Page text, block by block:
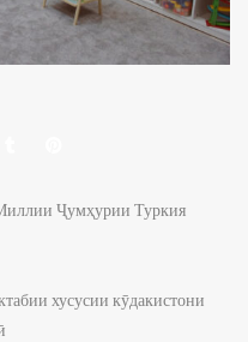
Ҷумҳурии Туркия
хусусии кӯдакистони